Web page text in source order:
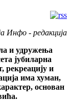
Инфо - редакција
и удружења
јубиларна
рекреацију и
има хуман,
основан